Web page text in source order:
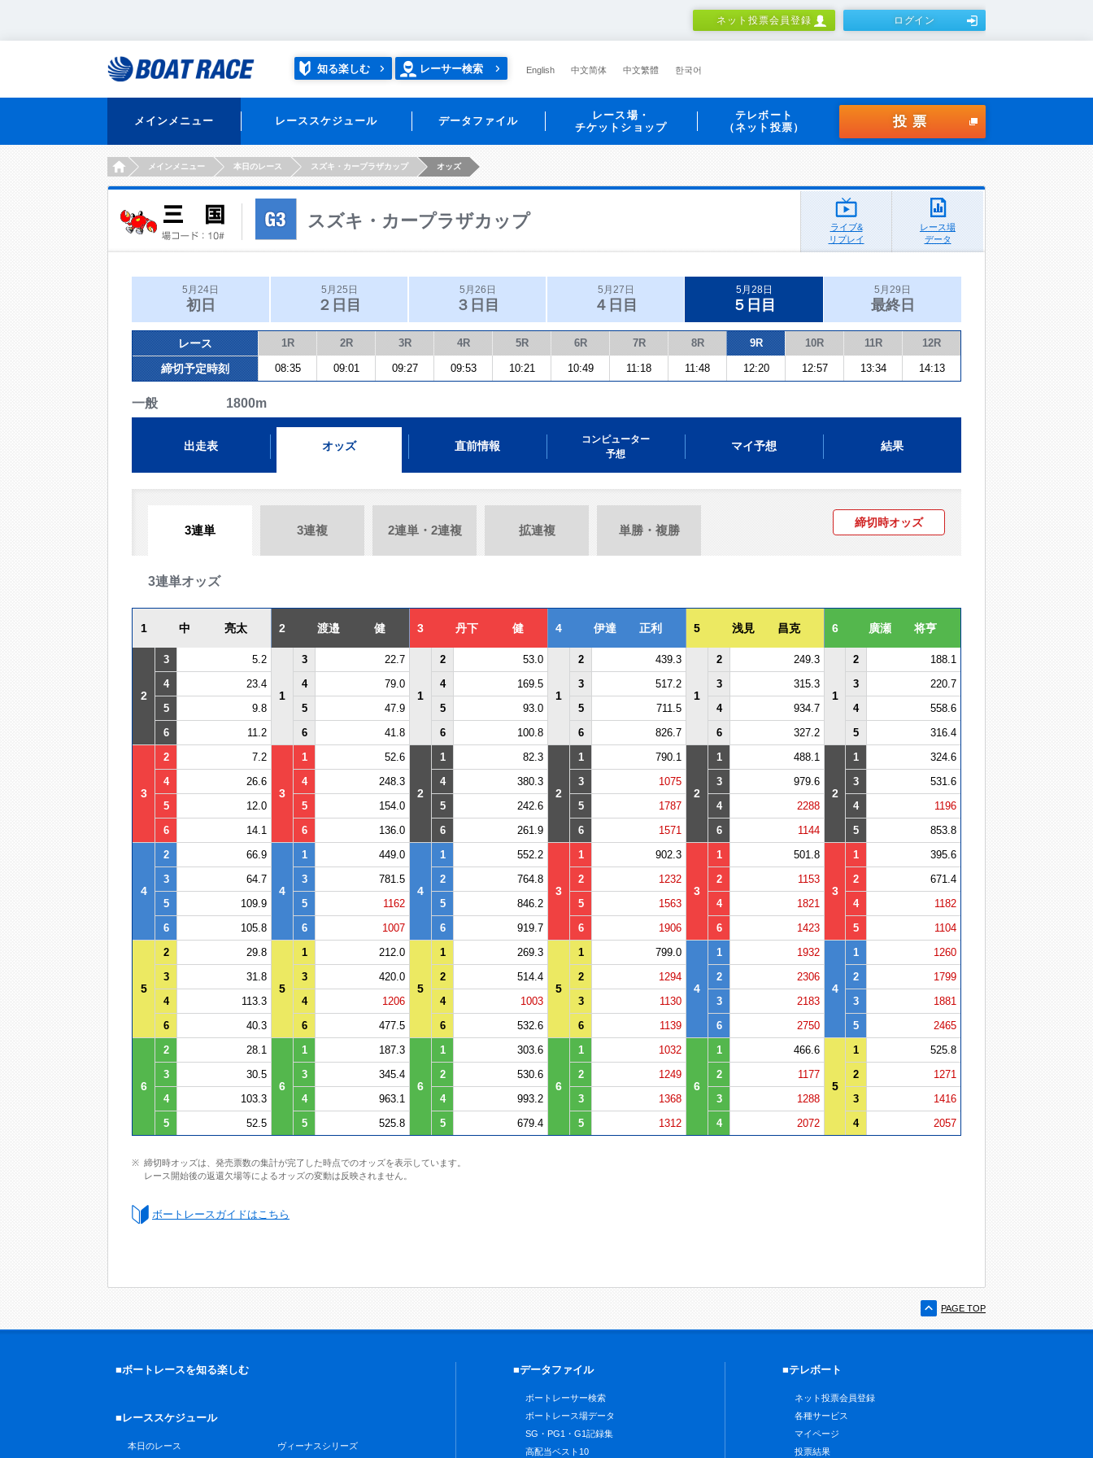
ネット投票会員登録 ログイン
知る楽しむ レーサー検索 English 中文简体 中文繁體 한국어
メインメニュー レーススケジュール データファイル
レース場・
チケットショップ
テレボート
（ネット投票）
投票
HOMEメインメニュー 本日のレース スズキ・カープラザカップ オッズ
スズキ・カープラザカップ
ライブ&
リプレイ
レース場
データ
5月24日
初日
5月25日
２日目
5月26日
３日目
5月27日
４日目
5月28日
５日目
5月29日
最終日
レース 1R 2R 3R 4R 5R 6R 7R 8R 9R 10R 11R 12R
締切予定時刻 08:35 09:01 09:27 09:53 10:21 10:49 11:18 11:48 12:20 12:57 13:34 14:13
一般 1800m
出走表 オッズ 直前情報
コンピューター
予想
マイ予想 結果
3連単 3連複 2連単・2連複 拡連複 単勝・複勝
締切時オッズ
3連単オッズ
1 中 亮太 2 渡邉 健 3 丹下 健 4 伊達 正利 5 浅見 昌克 6 廣瀬 将亨
2
3 5.2
1
3 22.7
1
2 53.0
1
2 439.3
1
2 249.3
1
2
188.1
4
23.4 4 79.0 4 169.5 3 517.2 3 315.3 3
220.7
5
9.8 5 47.9 5 93.0 5 711.5 4 934.7 4
558.6
6
11.2 6 41.8 6 100.8 6 826.7 6 327.2 5 316.4
3
2 7.2
3
1 52.6
2
1 82.3
2
1 790.1
2
1 488.1
2
1
324.6
4
26.6 4 248.3 4 380.3 3 1075 3 979.6 3
531.6
5
12.0 5 154.0 5 242.6 5 1787 4 2288 4
1196
6
14.1 6 136.0 6 261.9 6 1571 6 1144 5 853.8
4
2 66.9
4
1 449.0
4
1 552.2
3
1 902.3
3
1 501.8
3
1
395.6
3
64.7 3 781.5 2 764.8 2 1232 2 1153 2
671.4
5
109.9 5 1162 5 846.2 5 1563 4 1821 4
1182
6
105.8 6 1007 6 919.7 6 1906 6 1423 5 1104
5
2 29.8
5
1 212.0
5
1 269.3
5
1 799.0
4
1 1932
4
1
1260
3
31.8 3 420.0 2 514.4 2 1294 2 2306 2
1799
4
113.3 4 1206 4 1003 3 1130 3 2183 3
1881
6
40.3 6 477.5 6 532.6 6 1139 6 2750 5 2465
6
2 28.1
6
1 187.3
6
1 303.6
6
1 1032
6
1 466.6
5
1
525.8
3
30.5 3 345.4 2 530.6 2 1249 2 1177 2
1271
4
103.3 4 963.1 4 993.2 3 1368 3 1288 3
1416
5
52.5 5 525.8 5 679.4 5 1312 4 2072 4 2057
締切時オッズは、発売票数の集計が完了した時点でのオッズを表示しています。
レース開始後の返還欠場等によるオッズの変動は反映されません。
ボートレースガイドはこちら
PAGE TOP
■ボートレースを知る楽しむ
■レーススケジュール
本日のレース ヴィーナスシリーズ
■データファイル
ボートレーサー検索
ボートレース場データ
SG・PG1・G1記録集
高配当ベスト10
■テレボート
ネット投票会員登録
各種サービス
マイページ
投票結果